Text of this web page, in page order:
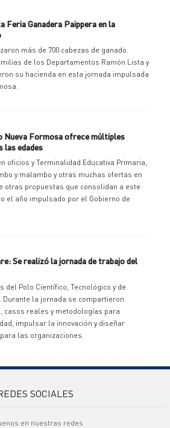
Feria Ganadera Paippera en la
más de 700 cabezas de ganado.
de los Departamentos Ramón Lista y
su hacienda en esta jornada impulsada
Nueva Formosa ofrece múltiples
las edades
oficios y Terminalidad Educativa Primaria,
y malambo y otras muchas ofertas en
otras propuestas que consolidan a este
el año impulsado por el Gobierno de
Se realizó la jornada de trabajo del
del Polo Científico, Tecnológico y de
Durante la jornada se compartieron
casos reales y metodologías para
impulsar la innovación y diseñar
las organizaciones.
SOCIALES
en nuestras redes